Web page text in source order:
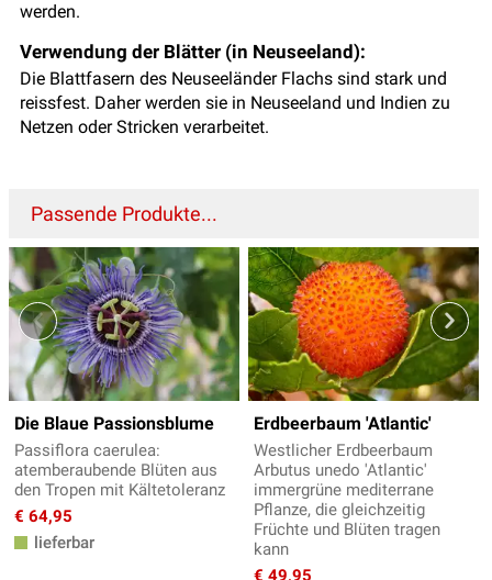
werden.
Verwendung der Blätter (in Neuseeland):
Die Blattfasern des Neuseeländer Flachs sind stark und
reissfest. Daher werden sie in Neuseeland und Indien zu
Netzen oder Stricken verarbeitet.
Passende Produkte...
Die Blaue Passionsblume
Passiflora caerulea:
atemberaubende Blüten aus
den Tropen mit Kältetoleranz
€ 64,95
lieferbar
Erdbeerbaum 'Atlantic'
Westlicher Erdbeerbaum
Arbutus unedo 'Atlantic'
immergrüne mediterrane
Pflanze, die gleichzeitig
Früchte und Blüten tragen
kann
€ 49,95